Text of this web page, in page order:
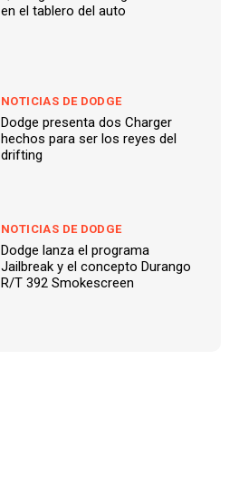
en el tablero del auto
NOTICIAS DE DODGE
Dodge presenta dos Charger
hechos para ser los reyes del
drifting
NOTICIAS DE DODGE
Dodge lanza el programa
Jailbreak y el concepto Durango
R/T 392 Smokescreen